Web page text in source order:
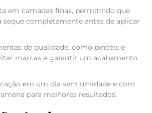
em camadas finas, permitindo que
seque completamente antes de aplicar
de qualidade, como pincéis e
marcas e garantir um acabamento
em um dia sem umidade e com
para melhores resultados.